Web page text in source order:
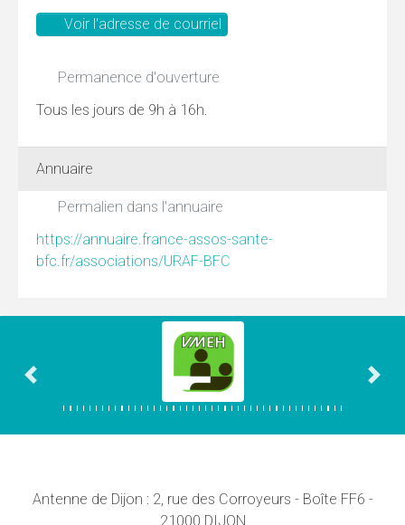
Voir l'adresse de courriel
Permanence d'ouverture
Tous les jours de 9h à 16h.
Annuaire
Permalien dans l'annuaire
https://annuaire.france-assos-sante-
bfc.fr/associations/URAF-BFC
Association précédente
Antenne de Dijon : 2, rue des Corroyeurs - Boîte FF6 -
21000 DIJON